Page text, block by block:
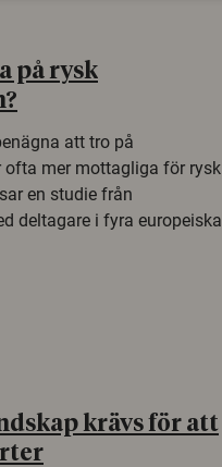
på rysk
att tro på
ofta mer mottagliga för rysk
en studie från
deltagare i fyra europeiska
krävs för att